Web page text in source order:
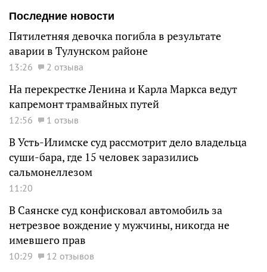
Последние новости
Пятилетняя девочка погибла в результате
аварии в Тулунском районе
13:26 2 отзыва
На перекрестке Ленина и Карла Маркса ведут
капремонт трамвайных путей
12:56 1 отзыв
В Усть-Илимске суд рассмотрит дело владельца
суши-бара, где 15 человек заразились
сальмонеллезом
11:20
В Саянске суд конфисковал автомобиль за
нетрезвое вождение у мужчины, никогда не
имевшего прав
10:29
12 отзывов